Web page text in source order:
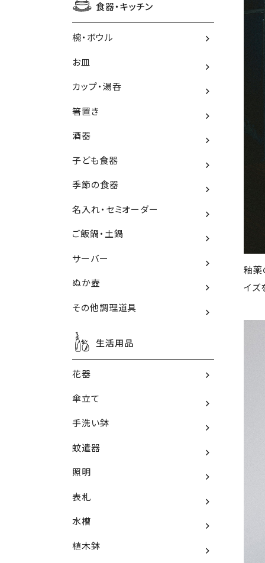
食器・キッチン
椀・ボウル
お皿
カップ・湯呑
箸置き
酒器
子ども食器
季節の食器
名入れ・セミオーダー
ご飯鍋・土鍋
サーバー
ぬか壺
その他調理道具
生活用品
花器
傘立て
手洗い鉢
蚊遣器
照明
表札
水槽
植木鉢
釉薬
イズ